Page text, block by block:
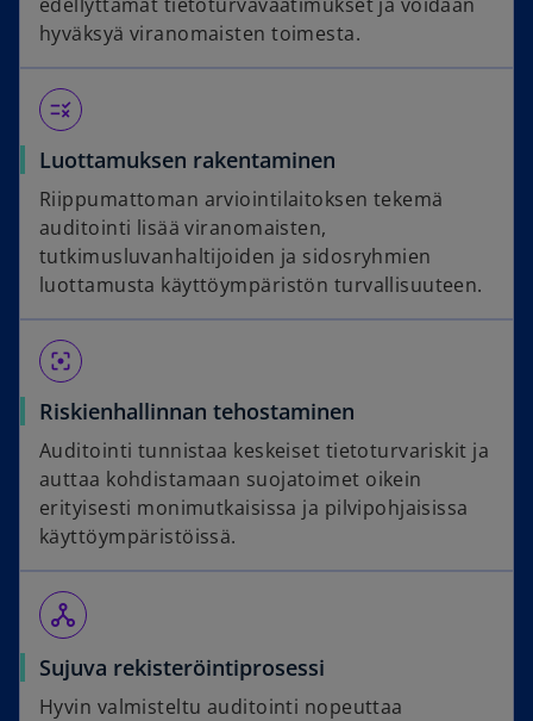
hyväksyä viranomaisten toimesta.
rule
Luottamuksen rakentaminen
Riippumattoman arviointilaitoksen tekemä
auditointi lisää viranomaisten,
tutkimusluvanhaltijoiden ja sidosryhmien
luottamusta käyttöympäristön turvallisuuteen.
filter_center_focus
Riskienhallinnan tehostaminen
Auditointi tunnistaa keskeiset tietoturvariskit ja
auttaa kohdistamaan suojatoimet oikein
erityisesti monimutkaisissa ja pilvipohjaisissa
käyttöympäristöissä.
network_node
Sujuva rekisteröintiprosessi
Hyvin valmisteltu auditointi nopeuttaa